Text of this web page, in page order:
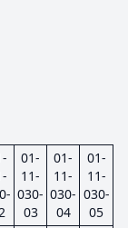
01-
11-
030-
03
01-
11-
030-
04
01-
11-
030-
05